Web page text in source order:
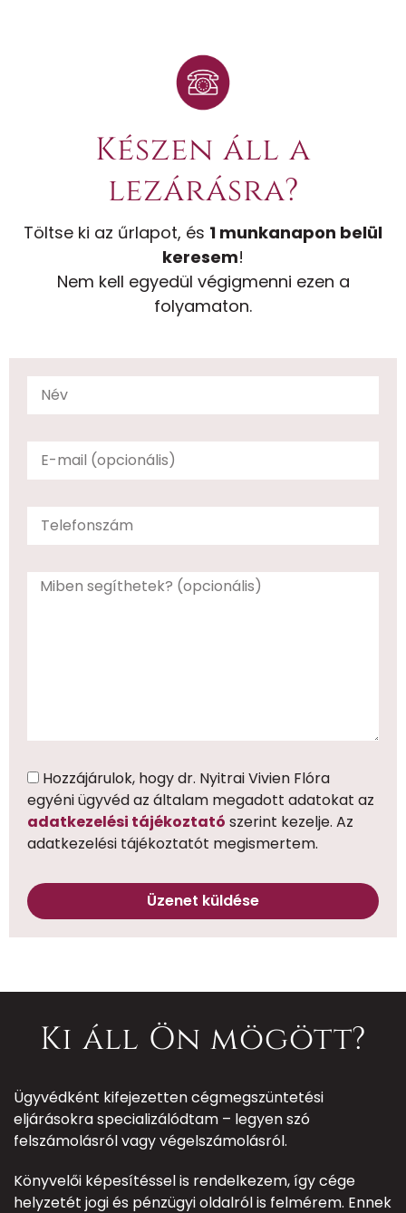
Készen áll a
lezárásra?​
Töltse ki az űrlapot, és 1 munkanapon belül
keresem!
Nem kell egyedül végigmenni ezen a
folyamaton.
Hozzájárulok, hogy dr. Nyitrai Vivien Flóra
egyéni ügyvéd az általam megadott adatokat az
adatkezelési tájékoztató szerint kezelje. Az
adatkezelési tájékoztatót megismertem.
Üzenet küldése
Ki áll Ön mögött?
Ügyvédként kifejezetten cégmegszüntetési
eljárásokra specializálódtam – legyen szó
felszámolásról vagy végelszámolásról.
Könyvelői képesítéssel is rendelkezem, így cége
helyzetét jogi és pénzügyi oldalról is felmérem. Ennek